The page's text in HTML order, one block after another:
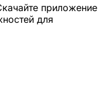
приложение
для